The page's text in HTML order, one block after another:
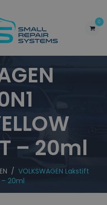
0
– 20ml
/ VOLKSWAGEN Lakstift
– 20ml